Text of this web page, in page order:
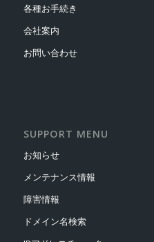
各種お手続き
会社案内
お問い合わせ
SUPPORT MENU
お知らせ
メンテナンス情報
障害情報
ドメイン名検索